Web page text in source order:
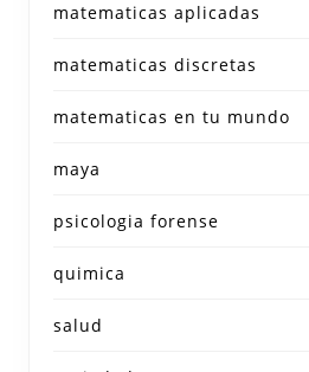
matematicas aplicadas
matematicas discretas
matematicas en tu mundo
maya
psicologia forense
quimica
salud